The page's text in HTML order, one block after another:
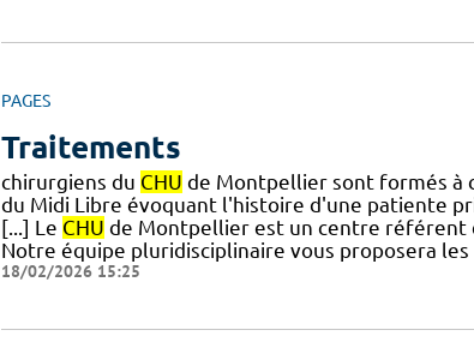
PAGES
Traitements
chirurgiens du CHU de Montpellier sont formés à
du Midi Libre évoquant l'histoire d'une patiente
[...] Le CHU de Montpellier est un centre référent
Notre équipe pluridisciplinaire vous proposera
18/02/2026 15:25